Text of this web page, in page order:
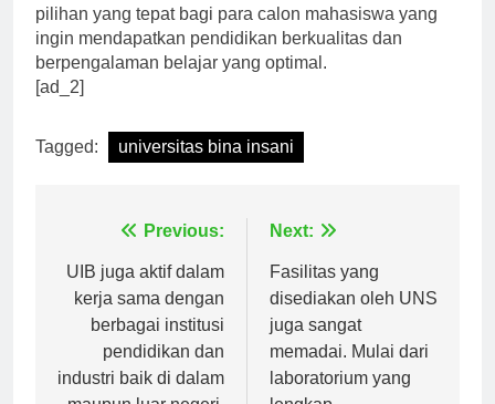
pilihan yang tepat bagi para calon mahasiswa yang
ingin mendapatkan pendidikan berkualitas dan
berpengalaman belajar yang optimal.
[ad_2]
Tagged: universitas bina insani
Navigasi
pos
Previous:
UIB juga aktif dalam
kerja sama dengan
berbagai institusi
pendidikan dan
industri baik di dalam
Next:
Fasilitas yang
disediakan oleh UNS
juga sangat
memadai. Mulai dari
laboratorium yang